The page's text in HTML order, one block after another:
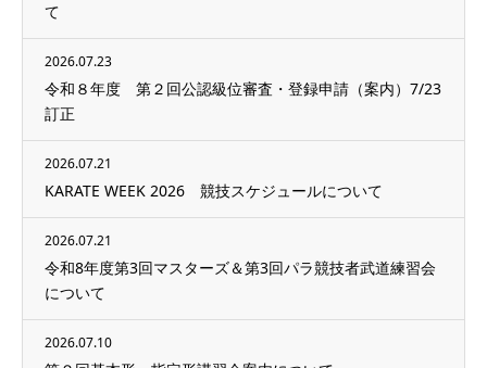
て
2026.07.23
令和８年度 第２回公認級位審査・登録申請（案内）7/23
訂正
2026.07.21
KARATE WEEK 2026 競技スケジュールについて
2026.07.21
令和8年度第3回マスターズ＆第3回パラ競技者武道練習会
について
2026.07.10